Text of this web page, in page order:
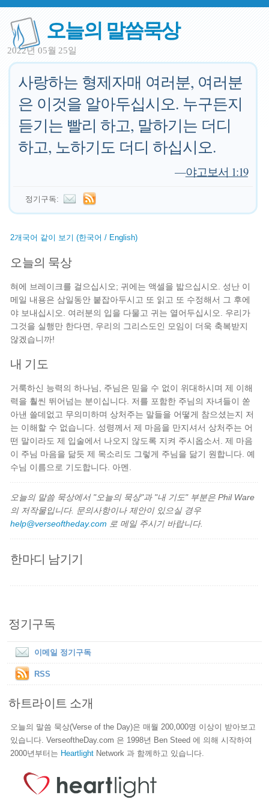
오늘의 말씀묵상
2022년 05월 25일
사랑하는 형제자매 여러분, 여러분
은 이것을 알아두십시오. 누구든지
듣기는 빨리 하고, 말하기는 더디
하고, 노하기도 더디 하십시오.
—야고보서 1:19
정기구독:
2개국어 같이 보기 (한국어 / English)
오늘의 묵상
혀에 브레이크를 걸으십시오; 귀에는 액셀을 밟으십시오. 성난 이
메일 내용은 삼일동안 붙잡아두시고 또 읽고 또 수정해서 그 후에
야 보내십시오. 여러분의 입을 다물고 귀는 열어두십시오. 우리가
그것을 실행만 한다면, 우리의 그리스도인 모임이 더욱 축복받지
않겠습니까!
내 기도
거룩하신 능력의 하나님, 주님은 믿을 수 없이 위대하시며 제 이해
력을 훨씬 뛰어넘는 분이십니다. 저를 포함한 주님의 자녀들이 쏟
아낸 쓸데없고 무의미하며 상처주는 말들을 어떻게 참으셨는지 저
는 이해할 수 없습니다. 성령께서 제 마음을 만지셔서 상처주는 어
떤 말이라도 제 입술에서 나오지 않도록 지켜 주시옵소서. 제 마음
이 주님 마음을 닮듯 제 목소리도 그렇게 주님을 닮기 원합니다. 예
수님 이름으로 기도합니다. 아멘.
오늘의 말씀 묵상에서 "오늘의 묵상"과 "내 기도" 부분은 Phil Ware
의 저작물입니다. 문의사항이나 제안이 있으실 경우
help@verseoftheday.com 로 메일 주시기 바랍니다.
한마디 남기기
정기구독
이메일 정기구독
RSS
하트라이트 소개
오늘의 말씀 묵상(Verse of the Day)은 매월 200,000명 이상이 받아보고
있습니다. VerseoftheDay.com 은 1998년 Ben Steed 에 의해 시작하여
2000년부터는 Heartlight Network 과 함께하고 있습니다.